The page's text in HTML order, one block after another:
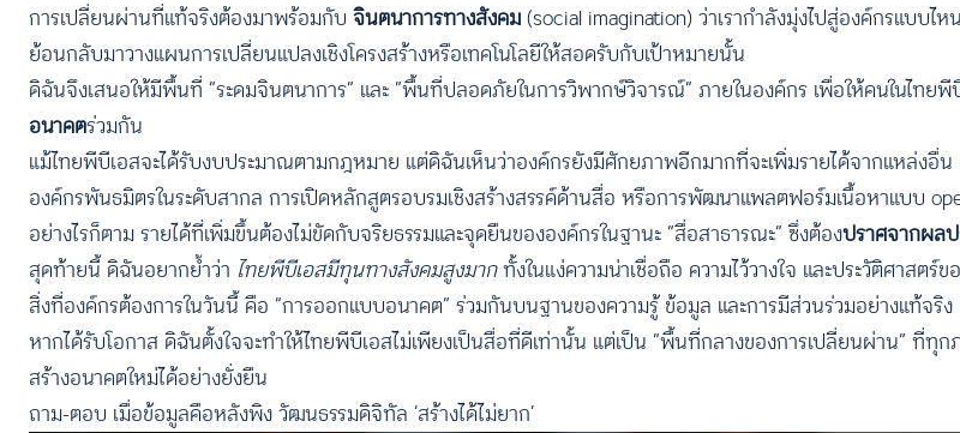
การเปลี่ยนผ่านที่แท้จริงต้องมาพร้อมกับ จินตนาการทางสังคม(social imagination) ว่าเรากำลังมุ่งไปสู่องค์กรแบบไห
ย้อนกลับมาวางแผนการเปลี่ยนแปลงเชิงโครงสร้างหรือเทคโนโลยีให้สอดรับกับเป้าหมายนั้น
ดิฉันจึงเสนอให้มีพื้นที่ “ระดมจินตนาการ” และ “พื้นที่ปลอดภัยในการวิพากษ์วิจารณ์” ภายในองค์กร เพื่อให้คนในไทย
อนาคตร่วมกัน
แม้ไทยพีบีเอสจะได้รับงบประมาณตามกฎหมาย แต่ดิฉันเห็นว่าองค์กรยังมีศักยภาพอีกมากที่จะเพิ่มรายได้จากแหล่งอื่
องค์กรพันธมิตรในระดับสากล การเปิดหลักสูตรอบรมเชิงสร้างสรรค์ด้านสื่อ หรือการพัฒนาแพลตฟอร์มเนื้อหาแบบ
อย่างไรก็ตาม รายได้ที่เพิ่มขึ้นต้องไม่ขัดกับจริยธรรมและจุดยืนขององค์กรในฐานะ “สื่อสาธารณะ” ซึ่งต้องปราศจากผลป
สุดท้ายนี้ ดิฉันอยากย้ำว่า ไทยพีบีเอสมีทุนทางสังคมสูงมากทั้งในแง่ความน่าเชื่อถือ ความไว้วางใจ และประวัติศาสต
สิ่งที่องค์กรต้องการในวันนี้ คือ “การออกแบบอนาคต” ร่วมกันบนฐานของความรู้ ข้อมูล และการมีส่วนร่วมอย่างแท้จริง
หากได้รับโอกาส ดิฉันตั้งใจจะทำให้ไทยพีบีเอสไม่เพียงเป็นสื่อที่ดีเท่านั้น แต่เป็น “พื้นที่กลางของการเปลี่ยนผ่าน” ที่ทุ
สร้างอนาคตใหม่ได้อย่างยั่งยืน
ถาม-ตอบ เมื่อข้อมูลคือหลังพิง วัฒนธรรมดิจิทัล ‘สร้างได้ไม่ยาก’